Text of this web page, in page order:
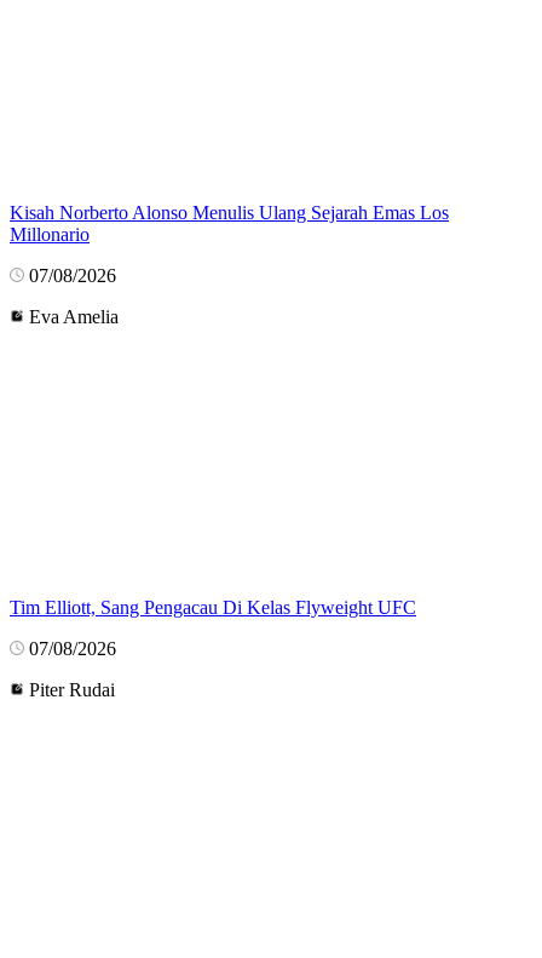
Kisah Norberto Alonso Menulis Ulang Sejarah Emas Los
Millonario
07/08/2026
Eva Amelia
Tim Elliott, Sang Pengacau Di Kelas Flyweight UFC
07/08/2026
Piter Rudai